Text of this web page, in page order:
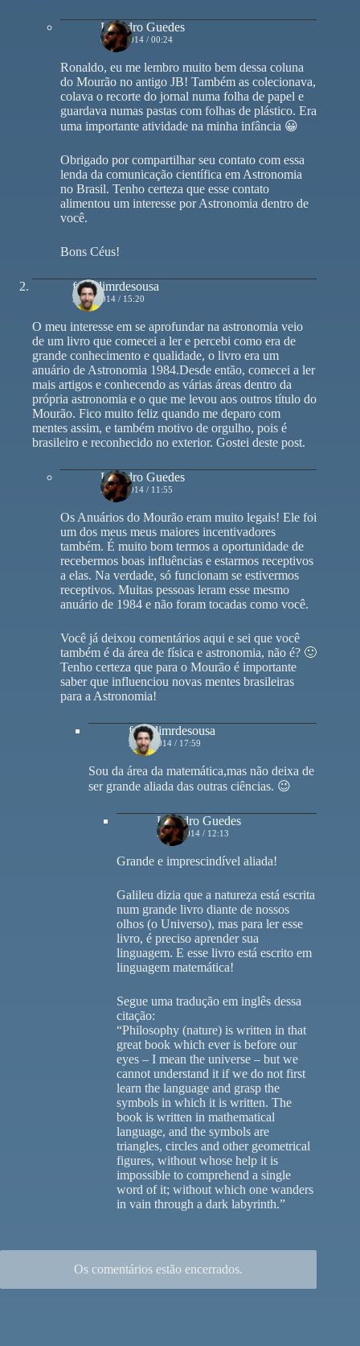
Leandro Guedes
05/02/2014 / 00:24
Ronaldo, eu me lembro muito bem dessa coluna
do Mourão no antigo JB! Também as colecionava,
colava o recorte do jornal numa folha de papel e
guardava numas pastas com folhas de plástico. Era
uma importante atividade na minha infância 😀
Obrigado por compartilhar seu contato com essa
lenda da comunicação científica em Astronomia
no Brasil. Tenho certeza que esse contato
alimentou um interesse por Astronomia dentro de
você.
Bons Céus!
franklimrdesousa
26/01/2014 / 15:20
O meu interesse em se aprofundar na astronomia veio
de um livro que comecei a ler e percebi como era de
grande conhecimento e qualidade, o livro era um
anuário de Astronomia 1984.Desde então, comecei a ler
mais artigos e conhecendo as várias áreas dentro da
própria astronomia e o que me levou aos outros título do
Mourão. Fico muito feliz quando me deparo com
mentes assim, e também motivo de orgulho, pois é
brasileiro e reconhecido no exterior. Gostei deste post.
Leandro Guedes
27/01/2014 / 11:55
Os Anuários do Mourão eram muito legais! Ele foi
um dos meus meus maiores incentivadores
também. É muito bom termos a oportunidade de
recebermos boas influências e estarmos receptivos
a elas. Na verdade, só funcionam se estivermos
receptivos. Muitas pessoas leram esse mesmo
anuário de 1984 e não foram tocadas como você.
Você já deixou comentários aqui e sei que você
também é da área de física e astronomia, não é? 🙂
Tenho certeza que para o Mourão é importante
saber que influenciou novas mentes brasileiras
para a Astronomia!
franklimrdesousa
27/01/2014 / 17:59
Sou da área da matemática,mas não deixa de
ser grande aliada das outras ciências. 😉
Leandro Guedes
28/01/2014 / 12:13
Grande e imprescindível aliada!
Galileu dizia que a natureza está escrita
num grande livro diante de nossos
olhos (o Universo), mas para ler esse
livro, é preciso aprender sua
linguagem. E esse livro está escrito em
linguagem matemática!
Segue uma tradução em inglês dessa
citação:
“Philosophy (nature) is written in that
great book which ever is before our
eyes – I mean the universe – but we
cannot understand it if we do not first
learn the language and grasp the
symbols in which it is written. The
book is written in mathematical
language, and the symbols are
triangles, circles and other geometrical
figures, without whose help it is
impossible to comprehend a single
word of it; without which one wanders
in vain through a dark labyrinth.”
Os comentários estão encerrados.